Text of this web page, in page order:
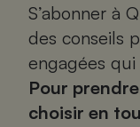
S’abonner à
des conseils
engagées
Pour
choisir en